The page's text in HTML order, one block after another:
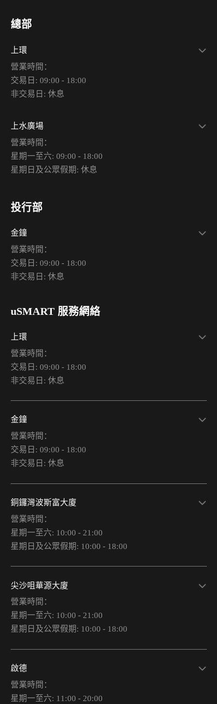
總部
上環
營業時間：
交易日: 09:00 - 18:00
非交易日: 休息
上水廣場
營業時間：
星期一至六: 09:00 - 18:00
星期日及公眾假期: 休息
投行部
金鐘
營業時間：
交易日: 09:00 - 18:00
非交易日: 休息
uSMART 服務網絡
上環
營業時間：
交易日: 09:00 - 18:00
非交易日: 休息
金鐘
營業時間：
交易日: 09:00 - 18:00
非交易日: 休息
銅鑼灣波斯富大廈
營業時間：
星期一至六: 10:00 - 21:00
星期日及公眾假期: 10:00 - 18:00
尖沙咀華源大廈
營業時間：
星期一至六: 10:00 - 21:00
星期日及公眾假期: 10:00 - 18:00
啟德
營業時間：
星期一至六: 11:00 - 20:00